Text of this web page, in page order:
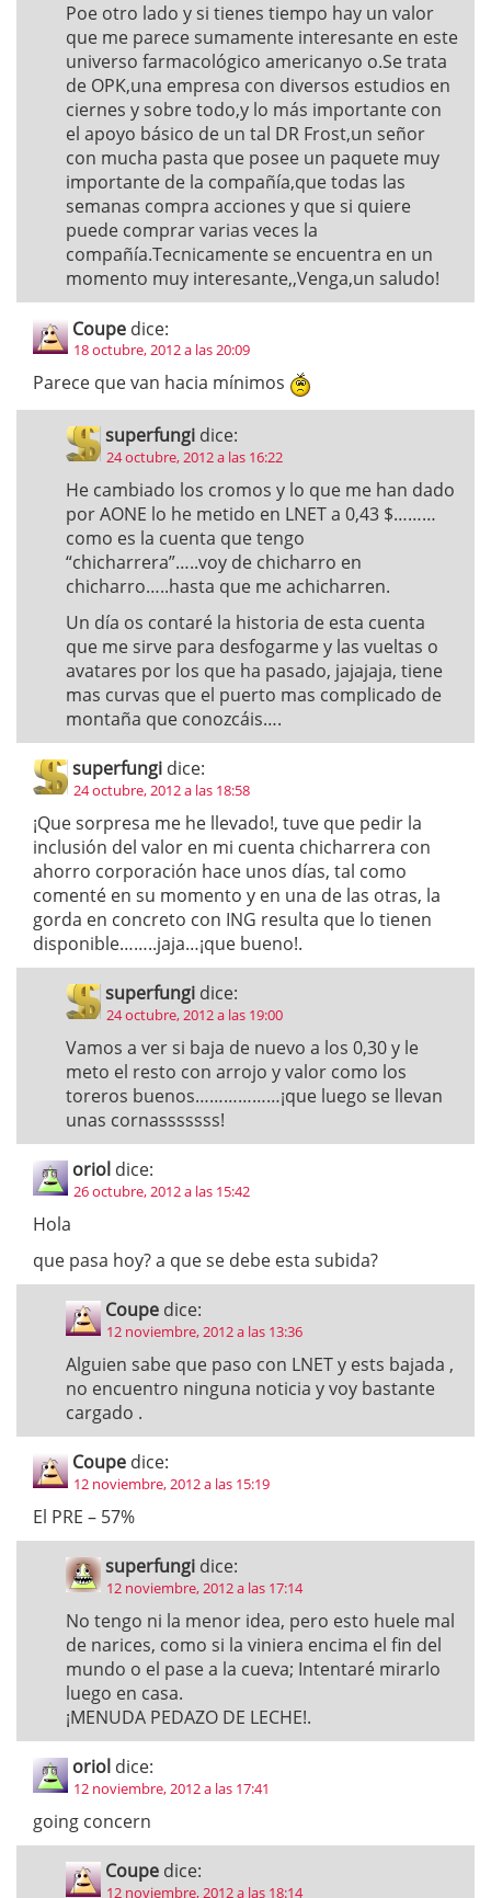
Poe otro lado y si tienes tiempo hay un valor
que me parece sumamente interesante en este
universo farmacológico americanyo o.Se trata
de OPK,una empresa con diversos estudios en
ciernes y sobre todo,y lo más importante con
el apoyo básico de un tal DR Frost,un señor
con mucha pasta que posee un paquete muy
importante de la compañía,que todas las
semanas compra acciones y que si quiere
puede comprar varias veces la
compañía.Tecnicamente se encuentra en un
momento muy interesante,,Venga,un saludo!
Coupe dice:
18 octubre, 2012 a las 20:09
Parece que van hacia mínimos
superfungi dice:
24 octubre, 2012 a las 16:22
He cambiado los cromos y lo que me han dado
por AONE lo he metido en LNET a 0,43 $………
como es la cuenta que tengo
“chicharrera”…..voy de chicharro en
chicharro…..hasta que me achicharren.
Un día os contaré la historia de esta cuenta
que me sirve para desfogarme y las vueltas o
avatares por los que ha pasado, jajajaja, tiene
mas curvas que el puerto mas complicado de
montaña que conozcáis….
superfungi dice:
24 octubre, 2012 a las 18:58
¡Que sorpresa me he llevado!, tuve que pedir la
inclusión del valor en mi cuenta chicharrera con
ahorro corporación hace unos días, tal como
comenté en su momento y en una de las otras, la
gorda en concreto con ING resulta que lo tienen
disponible……..jaja…¡que bueno!.
superfungi dice:
24 octubre, 2012 a las 19:00
Vamos a ver si baja de nuevo a los 0,30 y le
meto el resto con arrojo y valor como los
toreros buenos………………¡que luego se llevan
unas cornasssssss!
oriol dice:
26 octubre, 2012 a las 15:42
Hola
que pasa hoy? a que se debe esta subida?
Coupe dice:
12 noviembre, 2012 a las 13:36
Alguien sabe que paso con LNET y ests bajada ,
no encuentro ninguna noticia y voy bastante
cargado .
Coupe dice:
12 noviembre, 2012 a las 15:19
El PRE – 57%
superfungi dice:
12 noviembre, 2012 a las 17:14
No tengo ni la menor idea, pero esto huele mal
de narices, como si la viniera encima el fin del
mundo o el pase a la cueva; Intentaré mirarlo
luego en casa.
¡MENUDA PEDAZO DE LECHE!.
oriol dice:
12 noviembre, 2012 a las 17:41
going concern
Coupe dice:
12 noviembre, 2012 a las 18:14